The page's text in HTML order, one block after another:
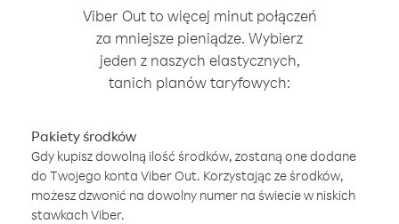
Viber Out to więcej minut połączeń
za mniejsze pieniądze. Wybierz
jeden z naszych elastycznych,
tanich planów taryfowych:
Pakiety środków
Gdy kupisz dowolną ilość środków, zostaną one dodane
do Twojego konta Viber Out. Korzystając ze środków,
możesz dzwonić na dowolny numer na świecie w niskich
stawkach Viber.